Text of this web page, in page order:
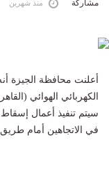
مشاركة منذ شهرين
أعلنت محافظة الجيزة
سيتم تنفيذ أعمال
في الاتجاهين أمام